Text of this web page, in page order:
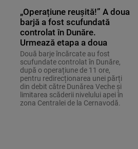
„Operațiune reușită!” A doua
barjă a fost scufundată
controlat în Dunăre.
Urmează etapa a doua
Două barje încărcate au fost
scufundate controlat în Dunăre,
după o operațiune de 11 ore,
pentru redirecționarea unei părți
din debit către Dunărea Veche și
limitarea scăderii nivelului apei în
zona Centralei de la Cernavodă.